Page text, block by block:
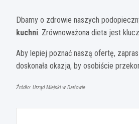
Dbamy o zdrowie naszych
kuchni. Zrównoważona dieta jest
Aby lepiej poznać naszą ofertę,
doskonała okazja, by osobiście
Źródło: Urząd Miejski w Darłowie